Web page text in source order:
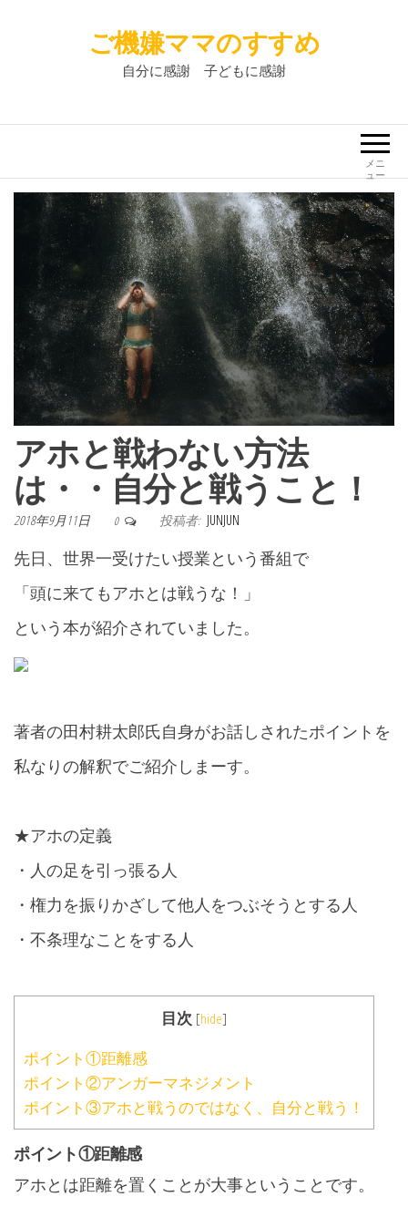
ご機嫌ママのすすめ
自分に感謝 子どもに感謝
メニ
ュー
アホと戦わない方法
は・・自分と戦うこと！
2018年9月11日 0 投稿者: JUNJUN
先日、世界一受けたい授業という番組で
「頭に来てもアホとは戦うな！」
という本が紹介されていました。
著者の田村耕太郎氏自身がお話しされたポイントを
私なりの解釈でご紹介しまーす。
★アホの定義
・人の足を引っ張る人
・権力を振りかざして他人をつぶそうとする人
・不条理なことをする人
目次 [hide]
ポイント①距離感
ポイント②アンガーマネジメント
ポイント③アホと戦うのではなく、自分と戦う！
ポイント①距離感
アホとは距離を置くことが大事ということです。